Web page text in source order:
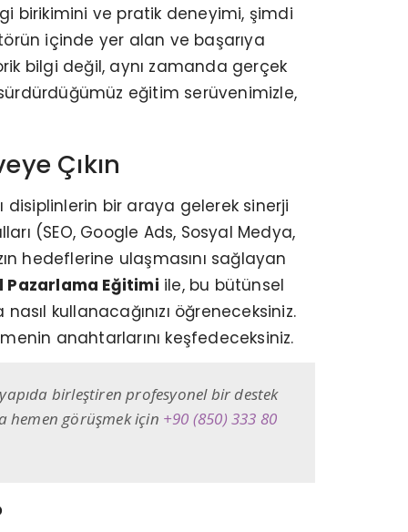
birikimini ve pratik deneyimi, şimdi
içinde yer alan ve başarıya
bilgi değil, aynı zamanda gerçek
eğitim serüvenimizle,
Çıkın
disiplinlerin bir araya gelerek sinerji
(SEO, Google Ads, Sosyal Medya,
hedeflerine ulaşmasını sağlayan
Pazarlama Eğitimi ile, bu bütünsel
kullanacağınızı öğreneceksiniz.
anahtarlarını keşfedeceksiniz.
birleştiren profesyonel bir destek
hemen görüşmek için +90 (850) 333 80